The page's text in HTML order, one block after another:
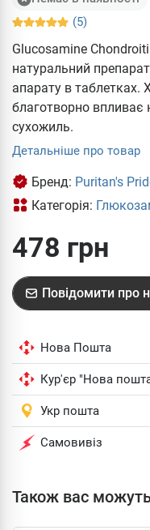
(5)
Glucosamine
натуральний
апарату в таблетках.
благотворно впливає
сухожиль.
Детальніше про товар
Бренд: Puritan's
Категорія:
478 грн
Повідомити про
Нова Пошта
Кур'єр "Нова
Укр пошта
Самовивіз
Також вас